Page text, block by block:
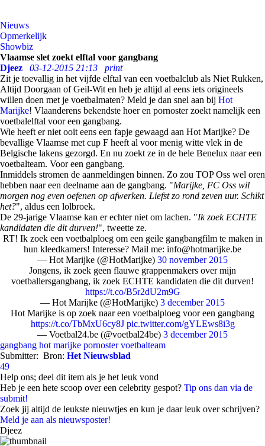
Nieuws
Opmerkelijk
Showbiz
Vlaamse slet zoekt elftal voor gangbang
Djeez
03-12-2015 21:13
print
Zit je toevallig in het vijfde elftal van een voetbalclub als Niet Rukken,
Altijd Doorgaan of Geil-Wit en heb je altijd al eens iets origineels
willen doen met je voetbalmaten? Meld je dan snel aan bij Hot
Marijke! Vlaanderens bekendste hoer en pornoster zoekt namelijk een
voetbalelftal voor een gangbang.
Wie heeft er niet ooit eens een fapje gewaagd aan Hot Marijke? De
bevallige Vlaamse met cup F heeft al voor menig witte vlek in de
Belgische lakens gezorgd. En nu zoekt ze in de hele Benelux naar een
voetbalteam. Voor een gangbang.
Inmiddels stromen de aanmeldingen binnen. Zo zou TOP Oss wel oren
hebben naar een deelname aan de gangbang. "Marijke, FC Oss wil
morgen nog even oefenen op afwerken. Liefst zo rond zeven uur. Schikt
het?", aldus een lolbroek.
De 29-jarige Vlaamse kan er echter niet om lachen. "Ik zoek ECHTE
kandidaten die dit durven!", tweette ze.
RT! Ik zoek een voetbalploeg om een geile gangbangfilm te maken in
hun kleedkamers! Interesse? Mail me: info@hotmarijke.be
— Hot Marijke (@HotMarijke) 30 november 2015
Jongens, ik zoek geen flauwe grappenmakers over mijn
voetballersgangbang, ik zoek ECHTE kandidaten die dit durven!
https://t.co/B5r2dU2m9G
— Hot Marijke (@HotMarijke) 3 december 2015
Hot Marijke is op zoek naar een voetbalploeg voor een gangbang
https://t.co/TbMxU6cy8J pic.twitter.com/gYLEws8i3g
— Voetbal24.be (@voetbal24be) 3 december 2015
gangbang hot marijke pornoster voetbalteam
Submitter: Bron: Het Nieuwsblad
49
Help ons; deel dit item als je het leuk vond
Heb je een hete scoop over een celebrity gespot? Tip ons dan via de
submit!
Zoek jij altijd de leukste nieuwtjes en kun je daar leuk over schrijven?
Meld je aan als nieuwsposter!
Djeez